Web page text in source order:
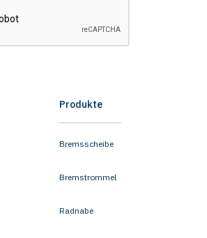
Produkte
Bremsscheibe
Bremstrommel
Radnabe